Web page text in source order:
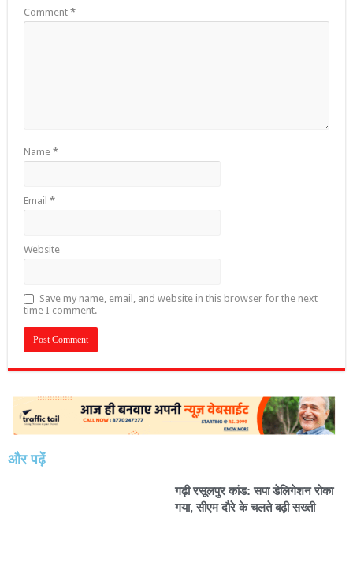
Comment *
Name *
Email *
Website
Save my name, email, and website in this browser for the next
time I comment.
और पढ़ें
गढ़ी रसूलपुर कांड: सपा डेलिगेशन रोका
गया, सीएम दौरे के चलते बढ़ी सख्ती